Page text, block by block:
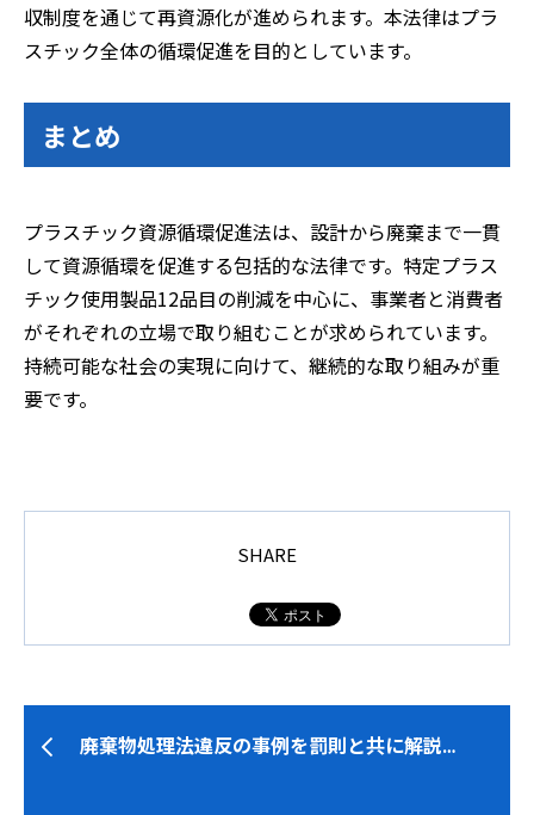
収制度を通じて再資源化が進められます。本法律はプラ
スチック全体の循環促進を目的としています。
まとめ
プラスチック資源循環促進法は、設計から廃棄まで一貫
して資源循環を促進する包括的な法律です。特定プラス
チック使用製品12品目の削減を中心に、事業者と消費者
がそれぞれの立場で取り組むことが求められています。
持続可能な社会の実現に向けて、継続的な取り組みが重
要です。
SHARE
廃棄物処理法違反の事例を罰則と共に解説…